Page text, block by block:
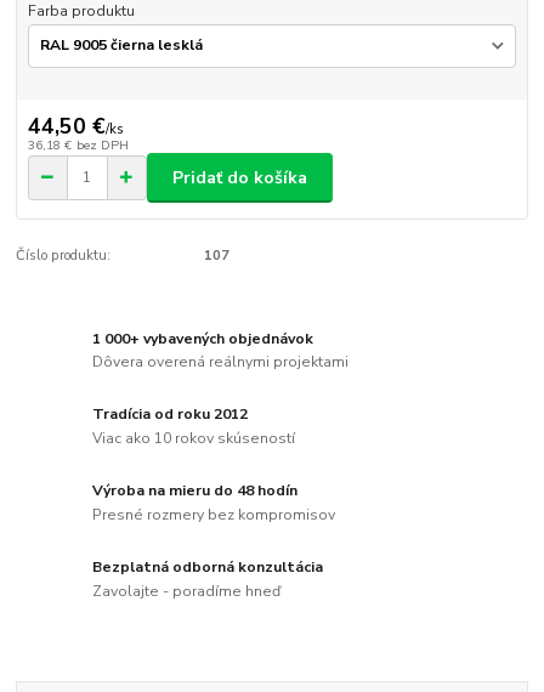
Farba produktu
44,50 €/ks
36,18 € bez DPH
Pridať do košíka
Číslo produktu: 107
1 000+ vybavených objednávok
Dôvera overená reálnymi projektami
Tradícia od roku 2012
Viac ako 10 rokov skúseností
Výroba na mieru do 48 hodín
Presné rozmery bez kompromisov
Bezplatná odborná konzultácia
Zavolajte - poradíme hneď